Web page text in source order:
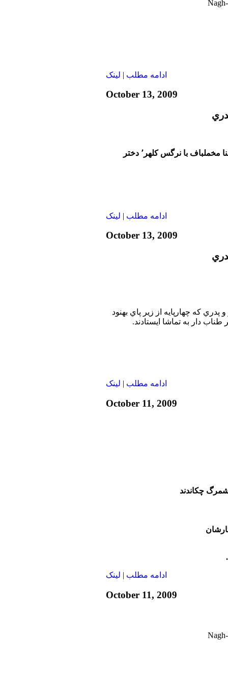
ادامه مطلب | لينک
October 13, 2009
در پايان برنامه گفتگوي حنا مخملباف با نرگس كلهر٬ دختر
ادامه مطلب | لينک
October 13, 2009
پدري كه چهارپايه از زير پاي بهنود
دار به تماشا ايستادند.
ادامه مطلب | لينک
October 11, 2009
چکاندند
ادامه مطلب | لينک
October 11, 2009